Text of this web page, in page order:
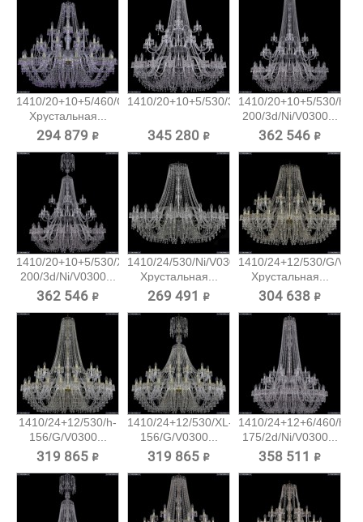
1410/20+10+5/460/G/V7010
Хрустальная...
294 879 ₽
1410/20+10+5/530/3d/Ni/V0300...
345 280 ₽
1410/20+10+5/530/h-
200/3d/Ni/V0300...
362 546 ₽
1410/20+10+5/530/XL-
200/3d/Ni/V0300...
362 546 ₽
1410/24/530/Ni/V0300
Хрустальная...
269 491 ₽
1410/24+12/530/G/
Хрустальная...
304 638 ₽
1410/24+12/530/h-
156/G/V0300...
319 865 ₽
1410/24+12/530/XL-
156/G/V0300...
319 865 ₽
1410/24+12+6/460/h-
175/2d/Ni/V0300...
358 511 ₽